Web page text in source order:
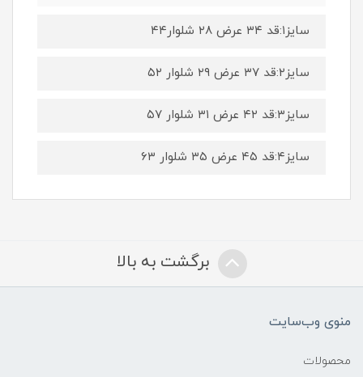
سایز۱:قد ۳۴ عرض ۲۸ شلوار۴۴
سایز۲:قد ۳۷ عرض ۲۹ شلوار ۵۲
سایز۳:قد ۴۲ عرض ۳۱ شلوار ۵۷
سایز۴:قد ۴۵ عرض ۳۵ شلوار ۶۳
برگشت به بالا
منوی وب‌سایت
محصولات